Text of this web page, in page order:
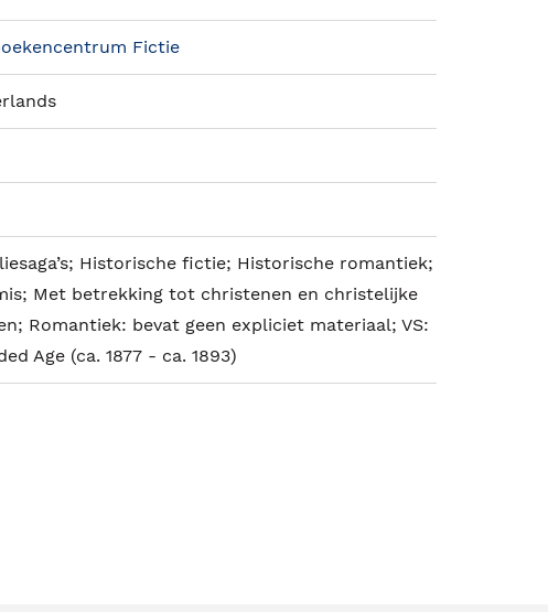
Fictie
Historische fictie; Historische romantiek;
Met betrekking tot christenen en christelijke
Romantiek: bevat geen expliciet materiaal; VS:
Age (ca. 1877 - ca. 1893)